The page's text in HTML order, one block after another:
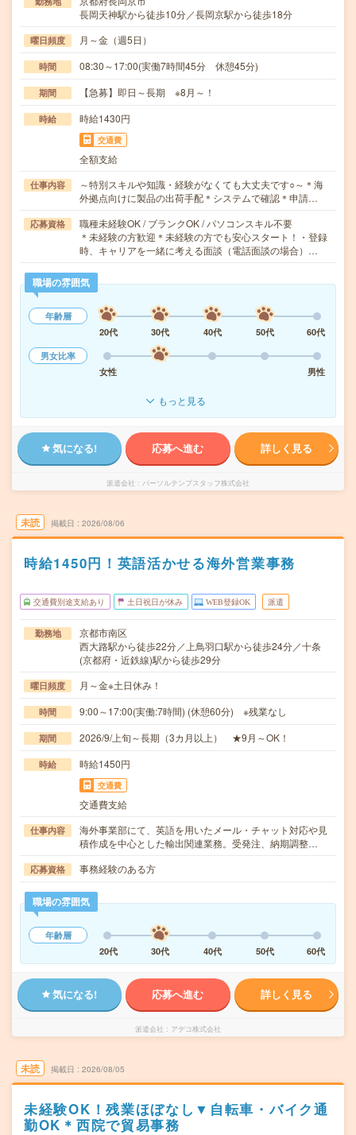
長岡天神駅から徒歩10分／長岡京駅から徒歩18分
曜日頻度 月～金（週5日）
時間 08:30～17:00(実働7時間45分 休憩45分)
期間 【急募】即日～長期 ※8月～！
時給 時給1430円
交通費
全額支給
仕事内容
～特別スキルや知識・経験がなくても大丈夫です○～＊海
外拠点向けに製品の出荷手配＊システムで確認＊申請…
応募資格
職種未経験OK / ブランクOK / パソコンスキル不要
＊未経験の方歓迎＊未経験の方でも安心スタート！・登録
時、キャリアを一緒に考える面談（電話面談の場合）…
職場の雰囲気
年齢層
20代
30代 40代 50代
60代
男女比率
女性
男性
もっと見る
気になる! 応募へ進む 詳しく見る
派遣会社 パーソルテンプスタッフ株式会社
未読 掲載日 2026/08/06
時給1450円！英語活かせる海外営業事務
交通費別途支給あり 土日祝日が休み WEB登録OK 派遣
勤務地
京都市南区
西大路駅から徒歩22分／上鳥羽口駅から徒歩24分／十条
(京都府・近鉄線)駅から徒歩29分
曜日頻度 月～金※土日休み！
時間 9:00～17:00(実働:7時間) (休憩60分) ※残業なし
期間 2026/9/上旬～長期（3カ月以上） ★9月～OK！
時給 時給1450円
交通費
交通費支給
仕事内容
海外事業部にて、英語を用いたメール・チャット対応や見
積作成を中心とした輸出関連業務。受発注、納期調整…
応募資格 事務経験のある方
職場の雰囲気
年齢層
20代
30代 40代 50代 60代
気になる! 応募へ進む 詳しく見る
派遣会社 アデコ株式会社
未読 掲載日 2026/08/05
未経験OK！残業ほぼなし▼自転車・バイク通
勤OK＊西院で貿易事務